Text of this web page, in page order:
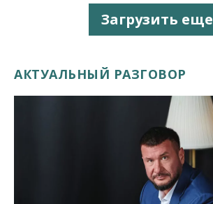
Загрузить еще
АКТУАЛЬНЫЙ РАЗГОВОР